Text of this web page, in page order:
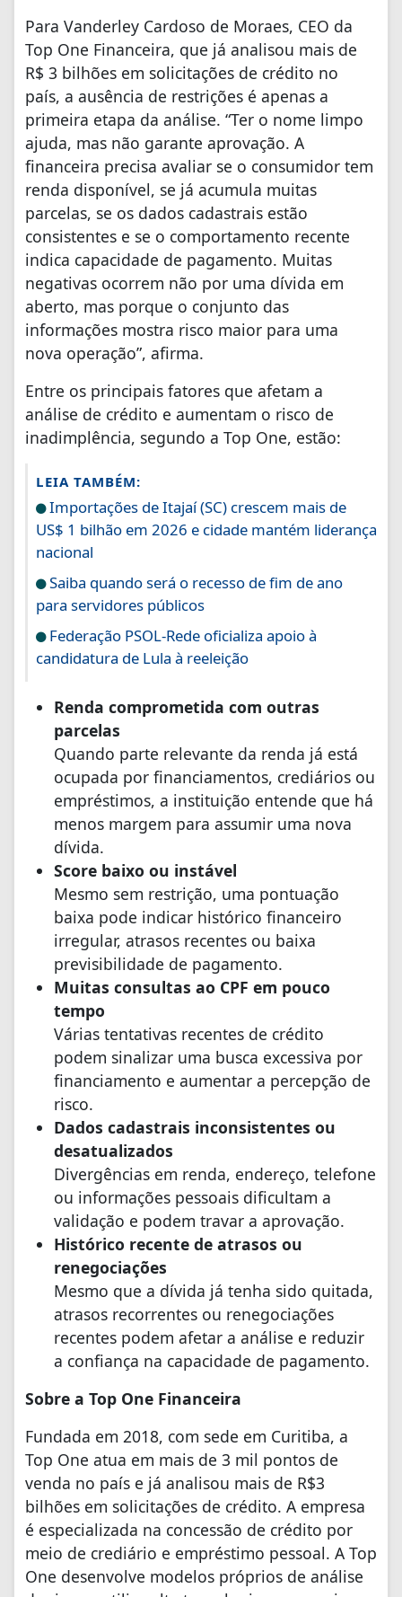
Para Vanderley Cardoso de Moraes, CEO da
Top One Financeira, que já analisou mais de
R$ 3 bilhões em solicitações de crédito no
país, a ausência de restrições é apenas a
primeira etapa da análise. “Ter o nome limpo
ajuda, mas não garante aprovação. A
financeira precisa avaliar se o consumidor tem
renda disponível, se já acumula muitas
parcelas, se os dados cadastrais estão
consistentes e se o comportamento recente
indica capacidade de pagamento. Muitas
negativas ocorrem não por uma dívida em
aberto, mas porque o conjunto das
informações mostra risco maior para uma
nova operação”, afirma.
Entre os principais fatores que afetam a
análise de crédito e aumentam o risco de
inadimplência, segundo a Top One, estão:
LEIA TAMBÉM:
Importações de Itajaí (SC) crescem mais de
US$ 1 bilhão em 2026 e cidade mantém liderança
nacional
Saiba quando será o recesso de fim de ano
para servidores públicos
Federação PSOL-Rede oficializa apoio à
candidatura de Lula à reeleição
Renda comprometida com outras
parcelas
Quando parte relevante da renda já está
ocupada por financiamentos, crediários ou
empréstimos, a instituição entende que há
menos margem para assumir uma nova
dívida.
Score baixo ou instável
Mesmo sem restrição, uma pontuação
baixa pode indicar histórico financeiro
irregular, atrasos recentes ou baixa
previsibilidade de pagamento.
Muitas consultas ao CPF em pouco
tempo
Várias tentativas recentes de crédito
podem sinalizar uma busca excessiva por
financiamento e aumentar a percepção de
risco.
Dados cadastrais inconsistentes ou
desatualizados
Divergências em renda, endereço, telefone
ou informações pessoais dificultam a
validação e podem travar a aprovação.
Histórico recente de atrasos ou
renegociações
Mesmo que a dívida já tenha sido quitada,
atrasos recorrentes ou renegociações
recentes podem afetar a análise e reduzir
a confiança na capacidade de pagamento.
Sobre a Top One Financeira
Fundada em 2018, com sede em Curitiba, a
Top One atua em mais de 3 mil pontos de
venda no país e já analisou mais de R$3
bilhões em solicitações de crédito. A empresa
é especializada na concessão de crédito por
meio de crediário e empréstimo pessoal. A Top
One desenvolve modelos próprios de análise